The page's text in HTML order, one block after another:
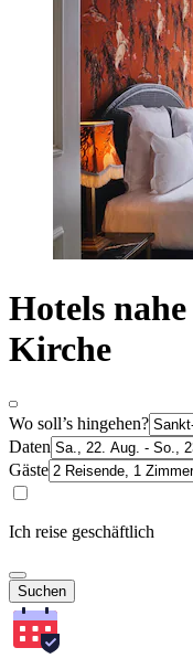
Hotels
Kirche
Wo soll’s hingehen?
Daten
Gäste
Ich reise geschäftlich
Suchen